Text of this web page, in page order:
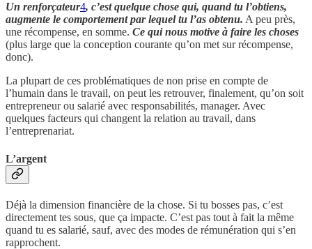
Un renforçateur4, c’est quelque chose qui, quand tu l’obtiens,
augmente le comportement par lequel tu l’as obtenu. A peu près,
une récompense, en somme. Ce qui nous motive à faire les choses
(plus large que la conception courante qu’on met sur récompense,
donc).
La plupart de ces problématiques de non prise en compte de
l’humain dans le travail, on peut les retrouver, finalement, qu’on soit
entrepreneur ou salarié avec responsabilités, manager. Avec
quelques facteurs qui changent la relation au travail, dans
l’entreprenariat.
L’argent
Déjà la dimension financière de la chose. Si tu bosses pas, c’est
directement tes sous, que ça impacte. C’est pas tout à fait la même
quand tu es salarié, sauf, avec des modes de rémunération qui s’en
rapprochent.